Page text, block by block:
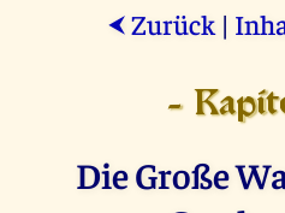
⮜ Zurück |
-
Die Große